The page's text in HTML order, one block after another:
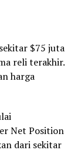
$75 juta
reli terakhir.
harga
Net Position
dari sekitar